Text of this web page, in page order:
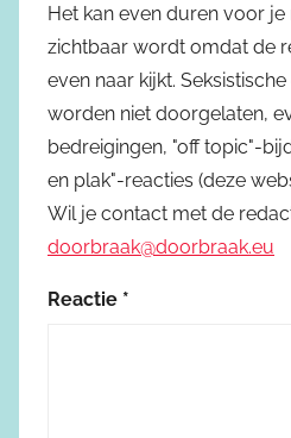
Het kan even duren voor
zichtbaar wordt omdat de
even naar kijkt.
worden niet doorgelaten,
bedreigingen, "off topic"-
en plak"-reacties (deze
Wil je contact met de
doorbraak@doorbraak.eu
Reactie *